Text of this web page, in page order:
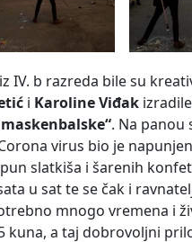
IV. b razreda bile su
i Karoline Viđak
. Na panou
virus bio je
slatkiša i šarenih
u sat te se čak i
mnogo vremena i
kuna, a taj dobrovoljni